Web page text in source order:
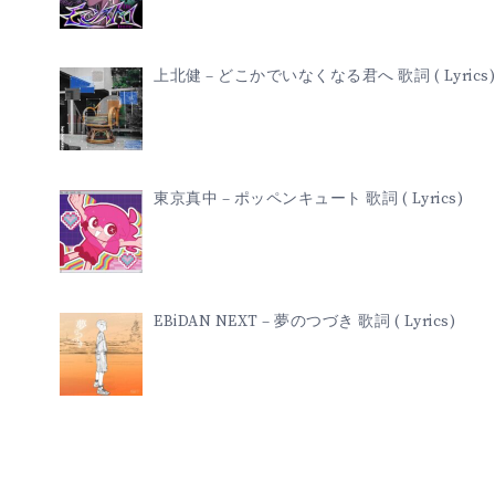
上北健 – どこかでいなくなる君へ 歌詞 ( Lyrics)
東京真中 – ポッペンキュート 歌詞 ( Lyrics)
EBiDAN NEXT – 夢のつづき 歌詞 ( Lyrics)